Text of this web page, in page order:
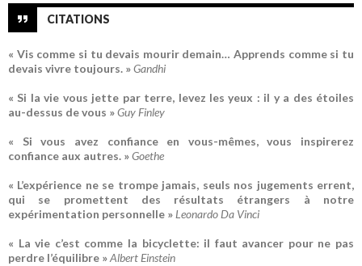
CITATIONS
« Vis comme si tu devais mourir demain… Apprends comme si tu
devais vivre toujours. »Gandhi
« Si la vie vous jette par terre, levez les yeux : il y a des étoiles
au-dessus de vous »Guy Finley
« Si vous avez confiance en vous-mêmes, vous inspirerez
confiance aux autres. »Goethe
« L’expérience ne se trompe jamais, seuls nos jugements errent,
qui se promettent des résultats étrangers à notre
expérimentation personnelle »Leonardo Da Vinci
« La vie c’est comme la bicyclette: il faut avancer pour ne pas
perdre l’équilibre »Albert Einstein